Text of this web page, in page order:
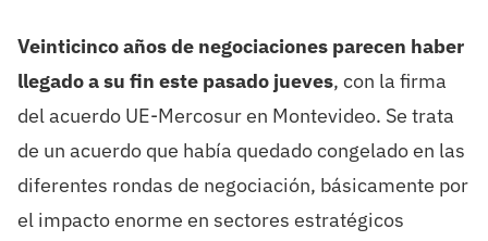
Veinticinco años de negociaciones parecen haber
llegado a su fin este pasado jueves, con la firma
del acuerdo UE-Mercosur en Montevideo. Se trata
de un acuerdo que había quedado congelado en las
diferentes rondas de negociación, básicamente por
el impacto enorme en sectores estratégicos